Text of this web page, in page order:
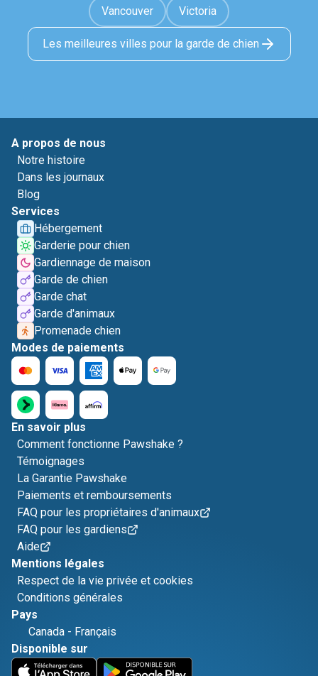
Vancouver Victoria
Les meilleures villes pour la garde de chien
A propos de nous
Notre histoire
Dans les journaux
Blog
Services
Hébergement
Garderie pour chien
Gardiennage de maison
Garde de chien
Garde chat
Garde d'animaux
Promenade chien
Modes de paiements
En savoir plus
Comment fonctionne Pawshake ?
Témoignages
La Garantie Pawshake
Paiements et remboursements
FAQ pour les propriétaires d'animaux
FAQ pour les gardiens
Aide
Mentions légales
Respect de la vie privée et cookies
Conditions générales
Pays
Canada - Français
Disponible sur